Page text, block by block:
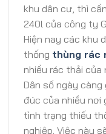
khu dân cư, thì
240l của công ty
Hiện nay các khu
thống thùng rác
nhiều rác thải của
Dân số ngày
đúc của nhiều nơi
tình trạng thiếu
nghiệp. Việc này